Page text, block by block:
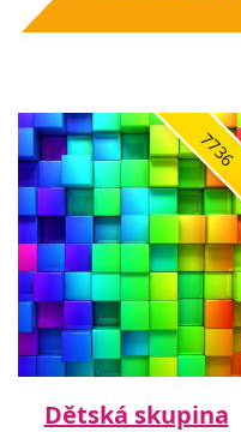
7736
Dětská skupina